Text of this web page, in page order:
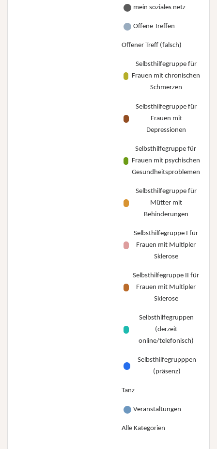
mein soziales netz
Offene Treffen
Offener Treff (falsch)
Selbsthilfegruppe für
Frauen mit chronischen
Schmerzen
Selbsthilfegruppe für
Frauen mit
Depressionen
Selbsthilfegruppe für
Frauen mit psychischen
Gesundheitsproblemen
Selbsthilfegruppe für
Mütter mit
Behinderungen
Selbsthilfegruppe I für
Frauen mit Multipler
Sklerose
Selbsthilfegruppe II für
Frauen mit Multipler
Sklerose
Selbsthilfegruppen
(derzeit
online/telefonisch)
Selbsthilfegrupppen
(präsenz)
Tanz
Veranstaltungen
Alle Kategorien